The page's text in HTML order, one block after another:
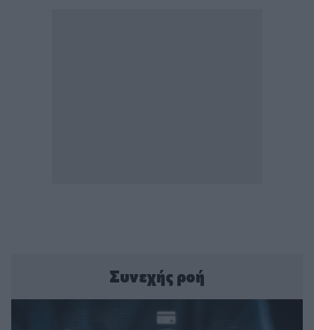
Συνεχής ροή